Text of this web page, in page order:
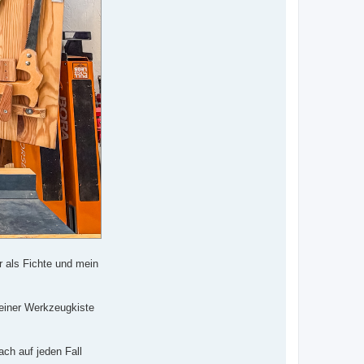
als Fichte und mein
Werkzeugkiste
auf jeden Fall